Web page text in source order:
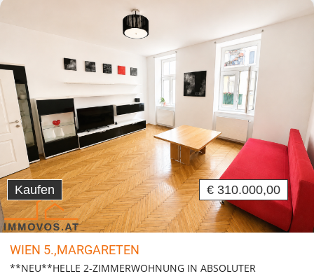
Kaufen € 310.000,00
WIEN 5.,MARGARETEN
**NEU**HELLE 2-ZIMMERWOHNUNG IN ABSOLUTER